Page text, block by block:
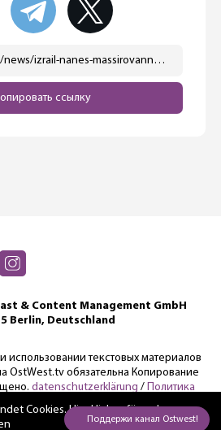
https://ostwest.tv/news/izrail-nanes-massirovannyj-udar-po-iranu/
ссылку
& Content Management GmbH
Berlin, Deutschland
использовании текстовых материалов
OstWest.tv обязательна Копирование
datenschutzerklärung / Политика
Cookies. Hierklicken für mehr